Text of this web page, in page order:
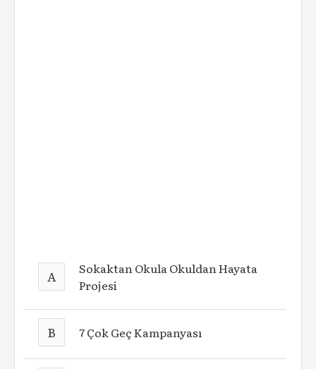
A
Sokaktan Okula Okuldan Hayata
Projesi
B 7 Çok Geç Kampanyası